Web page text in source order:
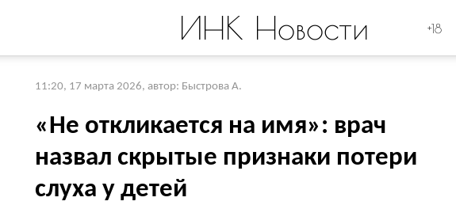
ИНК Новости +18
11:20, 17 марта 2026, автор: Быстрова А.
«Не откликается на имя»: врач
назвал скрытые признаки потери
слуха у детей